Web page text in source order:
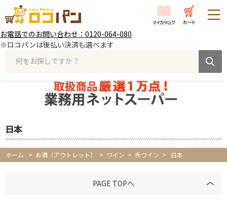
お電話でのお問い合わせ：0120-064-080
※ロコパンは後払い決済も選べます
何をお探しですか？
日本
ホーム > お酒（アウトレット） > ワイン > 赤ワイン > 日本
PAGE TOPへ